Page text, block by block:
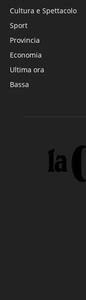
Cultura e Spettacolo
Sport
Provincia
Economia
Ultima ora
Bassa